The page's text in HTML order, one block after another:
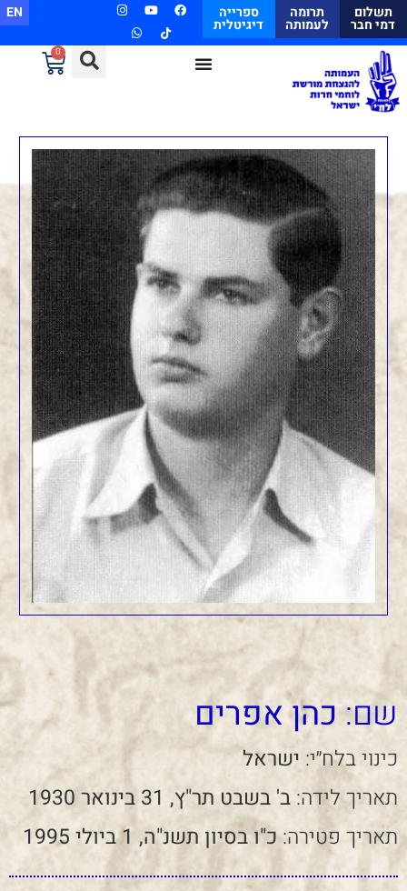
תשלום
דמי חבר
תרומה
לעמותה
ספרייה
דיגיטלית
EN
0
שם:כהן אפרים
כינוי בלח״י: ישראל
תאריך לידה: ב' בשבט תר"ץ, 31 בינואר 1930
תאריך פטירה:כ"ו בסיון תשנ"ה, 1 ביולי 1995